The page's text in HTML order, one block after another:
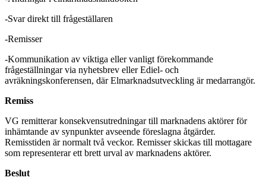
-Svar direkt till frågeställaren
-Remisser
-Kommunikation av viktiga eller vanligt förekommande
frågeställningar via nyhetsbrev eller Ediel- och
avräkningskonferensen, där Elmarknadsutveckling är medarrangör.
Remiss
VG remitterar konsekvensutredningar till marknadens aktörer för
inhämtande av synpunkter avseende föreslagna åtgärder.
Remisstiden är normalt två veckor. Remisser skickas till mottagare
som representerar ett brett urval av marknadens aktörer.
Beslut